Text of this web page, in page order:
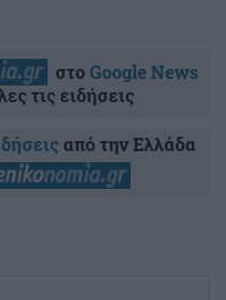
στοGoogle News
τις ειδήσεις
από την Ελλάδα